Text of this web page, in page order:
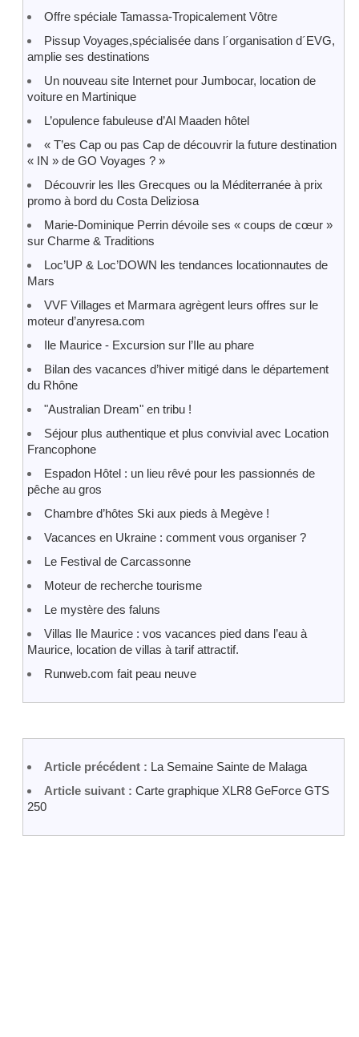
Offre spéciale Tamassa-Tropicalement Vôtre
Pissup Voyages,spécialisée dans l´organisation d´EVG,
amplie ses destinations
Un nouveau site Internet pour Jumbocar, location de
voiture en Martinique
L’opulence fabuleuse d’Al Maaden hôtel
« T’es Cap ou pas Cap de découvrir la future destination
« IN » de GO Voyages ? »
Découvrir les Iles Grecques ou la Méditerranée à prix
promo à bord du Costa Deliziosa
Marie-Dominique Perrin dévoile ses « coups de cœur »
sur Charme & Traditions
Loc’UP & Loc’DOWN les tendances locationnautes de
Mars
VVF Villages et Marmara agrègent leurs offres sur le
moteur d’anyresa.com
Ile Maurice - Excursion sur l’Ile au phare
Bilan des vacances d’hiver mitigé dans le département
du Rhône
"Australian Dream" en tribu !
Séjour plus authentique et plus convivial avec Location
Francophone
Espadon Hôtel : un lieu rêvé pour les passionnés de
pêche au gros
Chambre d’hôtes Ski aux pieds à Megève !
Vacances en Ukraine : comment vous organiser ?
Le Festival de Carcassonne
Moteur de recherche tourisme
Le mystère des faluns
Villas Ile Maurice : vos vacances pied dans l’eau à
Maurice, location de villas à tarif attractif.
Runweb.com fait peau neuve
Article précédent : La Semaine Sainte de Malaga
Article suivant : Carte graphique XLR8 GeForce GTS
250